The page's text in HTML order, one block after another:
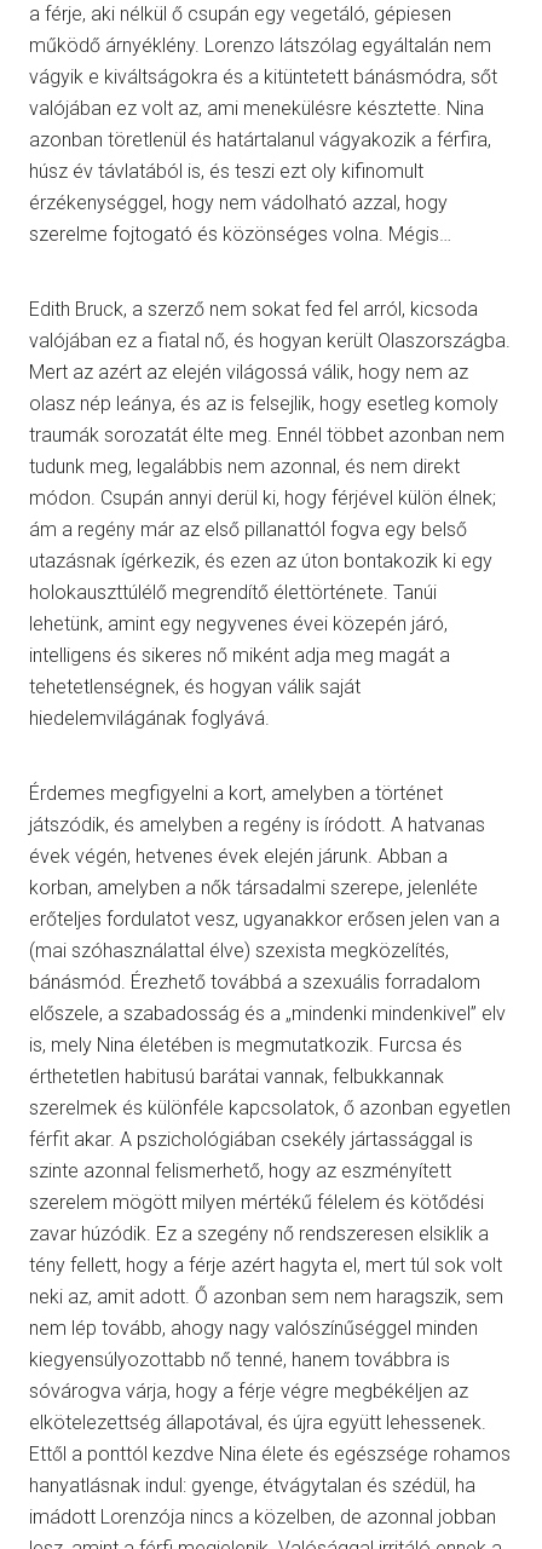
a férje, aki nélkül ő csupán egy vegetáló, gépiesen
működő árnyéklény. Lorenzo látszólag egyáltalán nem
vágyik e kiváltságokra és a kitüntetett bánásmódra, sőt
valójában ez volt az, ami menekülésre késztette. Nina
azonban töretlenül és határtalanul vágyakozik a férfira,
húsz év távlatából is, és teszi ezt oly kifinomult
érzékenységgel, hogy nem vádolható azzal, hogy
szerelme fojtogató és közönséges volna. Mégis…
Edith Bruck, a szerző nem sokat fed fel arról, kicsoda
valójában ez a fiatal nő, és hogyan került Olaszországba.
Mert az azért az elején világossá válik, hogy nem az
olasz nép leánya, és az is felsejlik, hogy esetleg komoly
traumák sorozatát élte meg. Ennél többet azonban nem
tudunk meg, legalábbis nem azonnal, és nem direkt
módon. Csupán annyi derül ki, hogy férjével külön élnek;
ám a regény már az első pillanattól fogva egy belső
utazásnak ígérkezik, és ezen az úton bontakozik ki egy
holokauszttúlélő megrendítő élettörténete. Tanúi
lehetünk, amint egy negyvenes évei közepén járó,
intelligens és sikeres nő miként adja meg magát a
tehetetlenségnek, és hogyan válik saját
hiedelemvilágának foglyává.
Érdemes megfigyelni a kort, amelyben a történet
játszódik, és amelyben a regény is íródott. A hatvanas
évek végén, hetvenes évek elején járunk. Abban a
korban, amelyben a nők társadalmi szerepe, jelenléte
erőteljes fordulatot vesz, ugyanakkor erősen jelen van a
(mai szóhasználattal élve) szexista megközelítés,
bánásmód. Érezhető továbbá a szexuális forradalom
előszele, a szabadosság és a „mindenki mindenkivel” elv
is, mely Nina életében is megmutatkozik. Furcsa és
érthetetlen habitusú barátai vannak, felbukkannak
szerelmek és különféle kapcsolatok, ő azonban egyetlen
férfit akar. A pszichológiában csekély jártassággal is
szinte azonnal felismerhető, hogy az eszményített
szerelem mögött milyen mértékű félelem és kötődési
zavar húzódik. Ez a szegény nő rendszeresen elsiklik a
tény fellett, hogy a férje azért hagyta el, mert túl sok volt
neki az, amit adott. Ő azonban sem nem haragszik, sem
nem lép tovább, ahogy nagy valószínűséggel minden
kiegyensúlyozottabb nő tenné, hanem továbbra is
sóvárogva várja, hogy a férje végre megbékéljen az
elkötelezettség állapotával, és újra együtt lehessenek.
Ettől a ponttól kezdve Nina élete és egészsége rohamos
hanyatlásnak indul: gyenge, étvágytalan és szédül, ha
imádott Lorenzója nincs a közelben, de azonnal jobban